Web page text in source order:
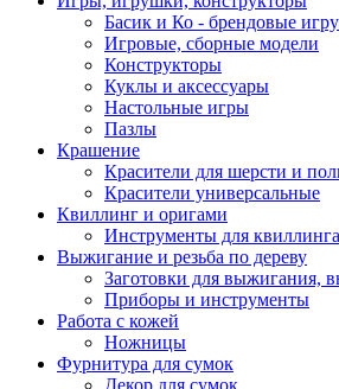
Басик и Ко - брендовые
Игровые, сборные модели
Конструкторы
Куклы и аксессуары
Настольные игры
Пазлы
Крашение
Красители для шерсти и
Красители универсальные
Квиллинг и оригами
Инструменты для квиллинга
Выжигание и резьба по дереву
Заготовки для выжигания,
Приборы и инструменты
Работа с кожей
Ножницы
Фурнитура для сумок
Декор для сумок